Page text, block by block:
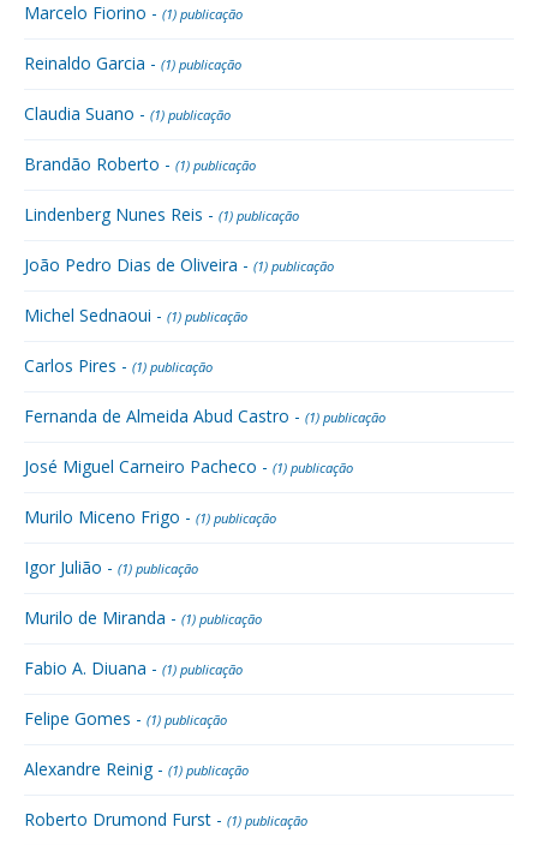
Marcelo Fiorino - (1) publicação
Reinaldo Garcia - (1) publicação
Claudia Suano - (1) publicação
Brandão Roberto - (1) publicação
Lindenberg Nunes Reis - (1) publicação
João Pedro Dias de Oliveira - (1) publicação
Michel Sednaoui - (1) publicação
Carlos Pires - (1) publicação
Fernanda de Almeida Abud Castro - (1) publicação
José Miguel Carneiro Pacheco - (1) publicação
Murilo Miceno Frigo - (1) publicação
Igor Julião - (1) publicação
Murilo de Miranda - (1) publicação
Fabio A. Diuana - (1) publicação
Felipe Gomes - (1) publicação
Alexandre Reinig - (1) publicação
Roberto Drumond Furst - (1) publicação